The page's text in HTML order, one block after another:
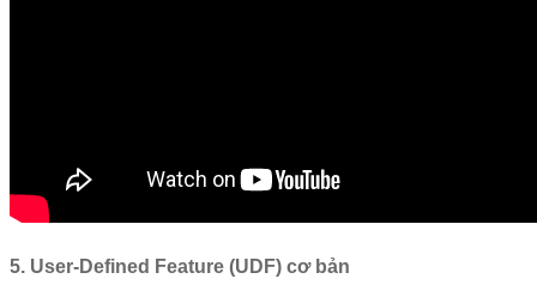
5. User-Defined Feature (UDF) cơ bản